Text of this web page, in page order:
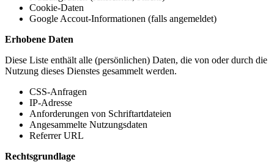
Cookie-Daten
Google Accout-Informationen (falls angemeldet)
Erhobene Daten
Diese Liste enthält alle (persönlichen) Daten, die von oder durch die
Nutzung dieses Dienstes gesammelt werden.
CSS-Anfragen
IP-Adresse
Anforderungen von Schriftartdateien
Angesammelte Nutzungsdaten
Referrer URL
Rechtsgrundlage